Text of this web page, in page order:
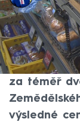
Ceny
roku 2008
obchodech
za téměř
výsledné